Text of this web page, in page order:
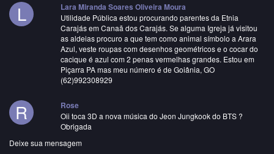
L Lara Miranda Soares Oliveira Moura
Utilidade Pública estou procurando parentes da Etnia
Carajás em Canaã dos Carajás. Se alguma Igreja já visitou
as aldeias procuro a que tem como animal símbolo a Arara
Azul, veste roupas com desenhos geométricos e o cocar do
cacique é azul com 2 penas vermelhas grandes. Estou em
Piçarra PA mas meu número é de Goiânia, GO
(62)992308929
R Rose
Oii toca 3D a nova música do Jeon Jungkook do BTS ?
Obrigada
Deixe sua mensagem